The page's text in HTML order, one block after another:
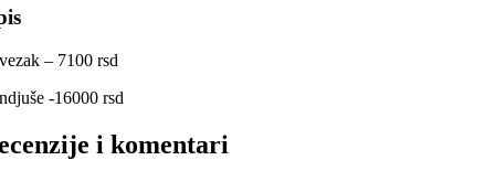
– 7100 rsd
-16000 rsd
i komentari